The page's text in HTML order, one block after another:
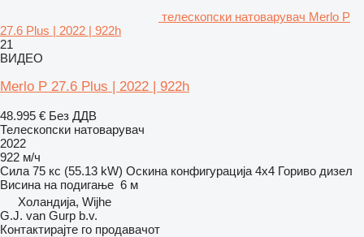
телескопски натоварувач Merlo P
27.6 Plus | 2022 | 922h
21
ВИДЕО
Merlo P 27.6 Plus | 2022 | 922h
48.995 € Без ДДВ
Телескопски натоварувач
2022
922 м/ч
Сила 75 кс (55.13 kW) Оскина конфигурација 4x4 Гориво дизел
Висина на подигање 6 м
Холандија, Wijhe
G.J. van Gurp b.v.
Контактирајте го продавачот